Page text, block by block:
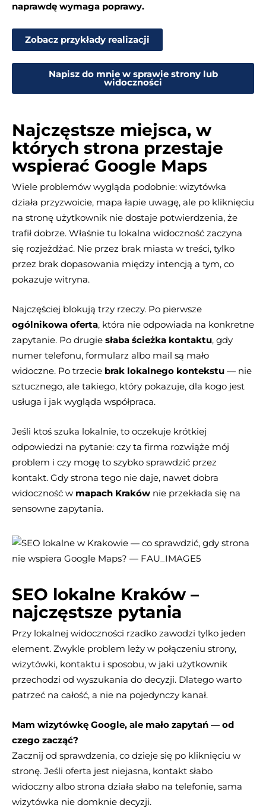
naprawdę wymaga poprawy.
Zobacz przykłady realizacji
Napisz do mnie w sprawie strony lub
widoczności
Najczęstsze miejsca, w
których strona przestaje
wspierać Google Maps
Wiele problemów wygląda podobnie: wizytówka
działa przyzwoicie, mapa łapie uwagę, ale po kliknięciu
na stronę użytkownik nie dostaje potwierdzenia, że
trafił dobrze. Właśnie tu lokalna widoczność zaczyna
się rozjeżdżać. Nie przez brak miasta w treści, tylko
przez brak dopasowania między intencją a tym, co
pokazuje witryna.
Najczęściej blokują trzy rzeczy. Po pierwsze
ogólnikowa oferta, która nie odpowiada na konkretne
zapytanie. Po drugie słaba ścieżka kontaktu, gdy
numer telefonu, formularz albo mail są mało
widoczne. Po trzecie brak lokalnego kontekstu — nie
sztucznego, ale takiego, który pokazuje, dla kogo jest
usługa i jak wygląda współpraca.
Jeśli ktoś szuka lokalnie, to oczekuje krótkiej
odpowiedzi na pytanie: czy ta firma rozwiąże mój
problem i czy mogę to szybko sprawdzić przez
kontakt. Gdy strona tego nie daje, nawet dobra
widoczność w mapach Kraków nie przekłada się na
sensowne zapytania.
SEO lokalne Kraków –
najczęstsze pytania
Przy lokalnej widoczności rzadko zawodzi tylko jeden
element. Zwykle problem leży w połączeniu strony,
wizytówki, kontaktu i sposobu, w jaki użytkownik
przechodzi od wyszukania do decyzji. Dlatego warto
patrzeć na całość, a nie na pojedynczy kanał.
Mam wizytówkę Google, ale mało zapytań — od
czego zacząć?
Zacznij od sprawdzenia, co dzieje się po kliknięciu w
stronę. Jeśli oferta jest niejasna, kontakt słabo
widoczny albo strona działa słabo na telefonie, sama
wizytówka nie domknie decyzji.